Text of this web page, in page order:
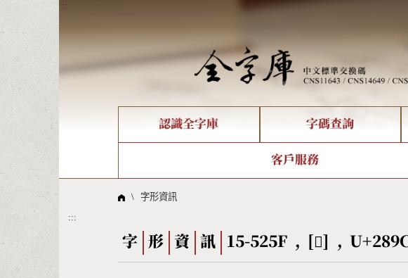
:::
認識全字庫
全字庫現況
線上教學
字碼查詢
部件查詢
倉頡查詢
Big5查詢 拼音查詢
造字解決方案
字形下載
客戶服務
問題集
\ 字形資訊
:::
字 形 資 訊 15-525F , [𨧃] ,